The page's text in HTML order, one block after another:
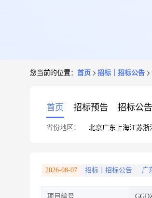
您当前的位置： 首页 招标｜招标公告
首页 招标预告 招标公告
省份地区： 北京广东 上海江苏浙
2026-08-07 招标｜招标公告 广
项目编号